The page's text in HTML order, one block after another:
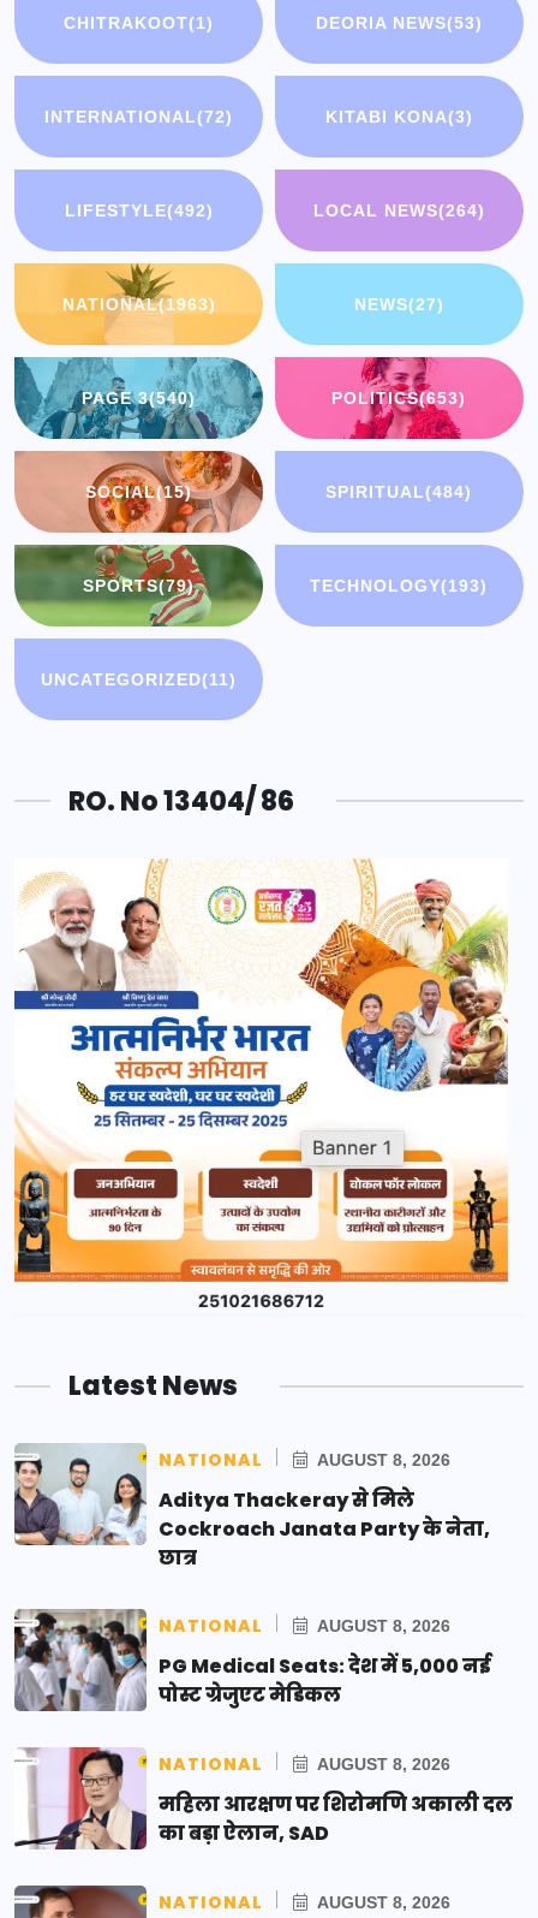
CHITRAKOOT(1) DEORIA NEWS(53)
INTERNATIONAL(72) KITABI KONA(3)
LIFESTYLE(492) LOCAL NEWS(264)
NATIONAL(1963) NEWS(27)
PAGE 3(540) POLITICS(653)
SOCIAL(15) SPIRITUAL(484)
SPORTS(79) TECHNOLOGY(193)
UNCATEGORIZED(11)
RO. No 13404/ 86
Latest News
NATIONAL AUGUST 8, 2026
Aditya Thackeray से मिले
Cockroach Janata Party के नेता,
छात्र
NATIONAL AUGUST 8, 2026
PG Medical Seats: देश में 5,000 नई
पोस्ट ग्रेजुएट मेडिकल
NATIONAL AUGUST 8, 2026
महिला आरक्षण पर शिरोमणि अकाली दल
का बड़ा ऐलान, SAD
NATIONAL AUGUST 8, 2026